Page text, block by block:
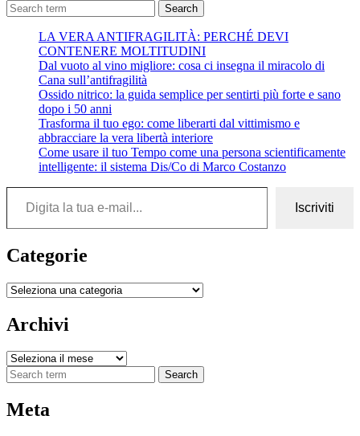
Search
LA VERA ANTIFRAGILITÀ: PERCHÉ DEVI
CONTENERE MOLTITUDINI
Dal vuoto al vino migliore: cosa ci insegna il miracolo di
Cana sull’antifragilità
Ossido nitrico: la guida semplice per sentirti più forte e sano
dopo i 50 anni
Trasforma il tuo ego: come liberarti dal vittimismo e
abbracciare la vera libertà interiore
Come usare il tuo Tempo come una persona scientificamente
intelligente: il sistema Dis/Co di Marco Costanzo
Digita la tua e-mail...
Iscriviti
Categorie
Categorie
Archivi
Archivi
Search
Meta